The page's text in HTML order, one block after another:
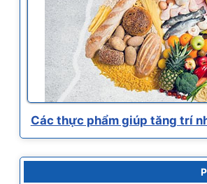
Các thực phẩm giúp tăng trí